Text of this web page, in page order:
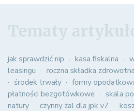
jak sprawdzić nip kasa fiskalna
leasingu
roczna składka zdrowotna
środek trwały
formy
płatności bezgotówkowe
skala
natury
czynny żal dla jpk v7